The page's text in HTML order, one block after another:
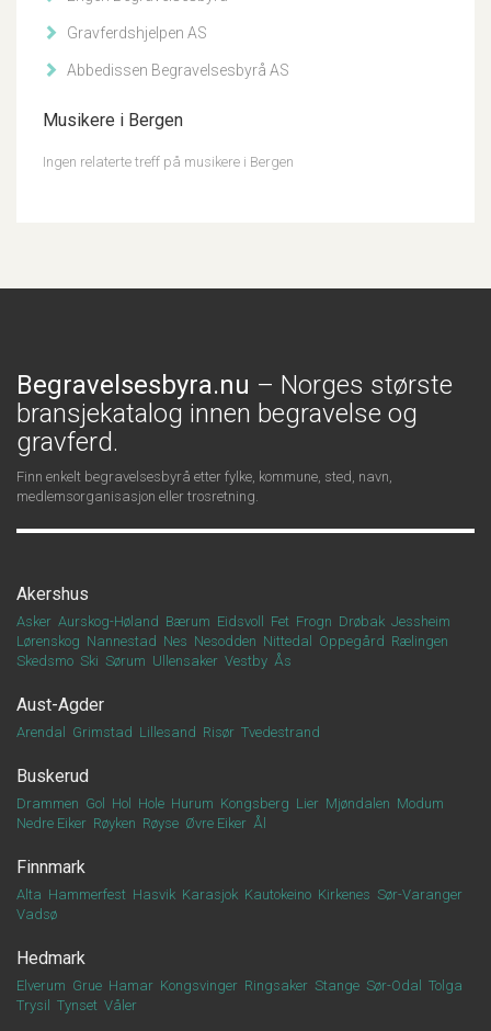
Gravferdshjelpen AS
Abbedissen Begravelsesbyrå AS
Musikere i Bergen
Ingen relaterte treff på musikere i Bergen
Begravelsesbyra.nu – Norges største
bransjekatalog innen begravelse og
gravferd.
Finn enkelt begravelsesbyrå etter fylke, kommune, sted, navn,
medlemsorganisasjon eller trosretning.
Akershus
Asker Aurskog-Høland Bærum Eidsvoll Fet Frogn Drøbak Jessheim
Lørenskog Nannestad Nes Nesodden Nittedal Oppegård Rælingen
Skedsmo Ski Sørum Ullensaker Vestby Ås
Aust-Agder
Arendal Grimstad Lillesand Risør Tvedestrand
Buskerud
Drammen Gol Hol Hole Hurum Kongsberg Lier Mjøndalen Modum
Nedre Eiker Røyken Røyse Øvre Eiker Ål
Finnmark
Alta Hammerfest Hasvik Karasjok Kautokeino Kirkenes Sør-Varanger
Vadsø
Hedmark
Elverum Grue Hamar Kongsvinger Ringsaker Stange Sør-Odal
Tolga
Trysil
Tynset Våler